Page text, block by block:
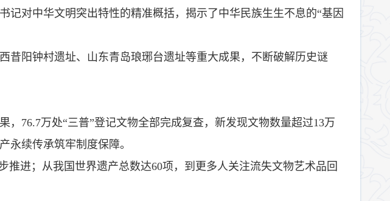
对中华文明突出特性的精准概括，揭示了中华民族生生不息的“基因
昔阳钟村遗址、山东青岛琅琊台遗址等重大成果，不断破解历史谜
76.7万处“三普”登记文物全部完成复查，新发现文物数量超过13万
永续传承筑牢制度保障。
进；从我国世界遗产总数达60项，到更多人关注流失文物艺术品回